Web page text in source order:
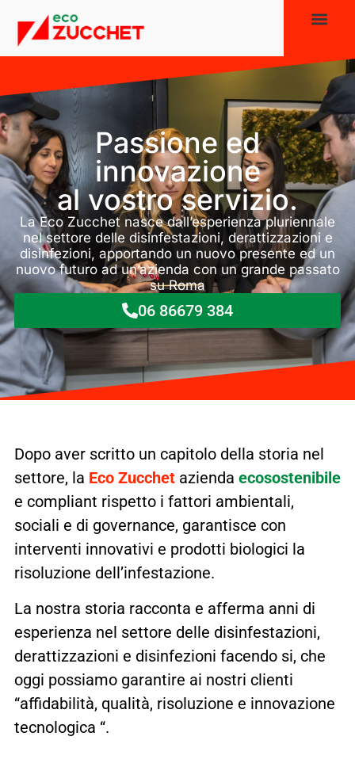
Passione ed
innovazione
al vostro servizio.
La Eco Zucchet nasce dall’esperienza pluriennale
nel settore delle disinfestazioni, derattizzazioni e
disinfezioni, apportando un nuovo presente ed un
nuovo futuro ad un’azienda con un grande passato
su Roma
06 86679 384
Dopo aver scritto un capitolo della storia nel
settore, la Eco Zucchet azienda ecosostenibile
e compliant rispetto i fattori ambientali,
sociali e di governance, garantisce con
interventi innovativi e prodotti biologici la
risoluzione dell’infestazione.
La nostra storia racconta e afferma anni di
esperienza nel settore delle disinfestazioni,
derattizzazioni e disinfezioni facendo si, che
oggi possiamo garantire ai nostri clienti
“affidabilità, qualità, risoluzione e innovazione
tecnologica “.